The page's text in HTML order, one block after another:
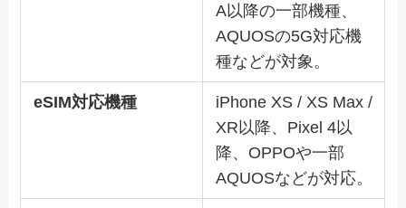
A以降の一部機種、
AQUOSの5G対応機
種などが対象。
eSIM対応機種
iPhone XS / XS Max /
XR以降、Pixel 4以
降、OPPOや一部
AQUOSなどが対応。